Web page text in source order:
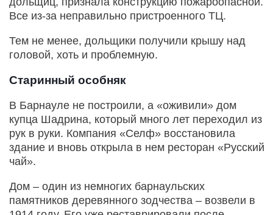
Все из-за неправильно пристроенного ТЦ.
Тем не менее, дольщики получили крышу над
головой, хоть и проблемную.
Старинный особняк
В Барнауле не построили, а «оживили» дом
купца Шадрина, который много лет переходил из
рук в руки. Компания «Селф» восстановила
здание и вновь открыла в нем ресторан «Русский
чай».
Дом – один из немногих барнаульских
памятников деревянного зодчества – возвели в